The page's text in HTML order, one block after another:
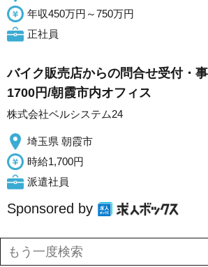
年収450万円～750万円
正社員
バイク販売店からの問合せ受付・
1700円/朝霞市内オフィス
株式会社ベルシステム24
埼玉県 朝霞市
時給1,700円
派遣社員
Sponsored by